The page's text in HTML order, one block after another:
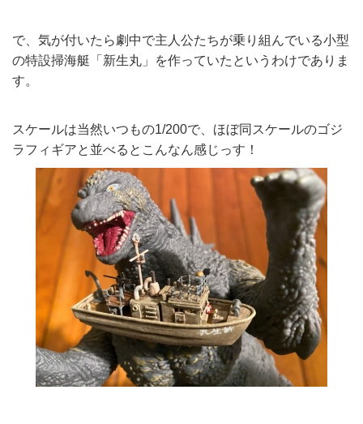
で、気が付いたら劇中で主人公たちが乗り組んでいる小型
の特設掃海艇「新生丸」を作っていたというわけでありま
す。
スケールは当然いつもの1/200で、ほぼ同スケールのゴジ
ラフィギアと並べるとこんなん感じっす！